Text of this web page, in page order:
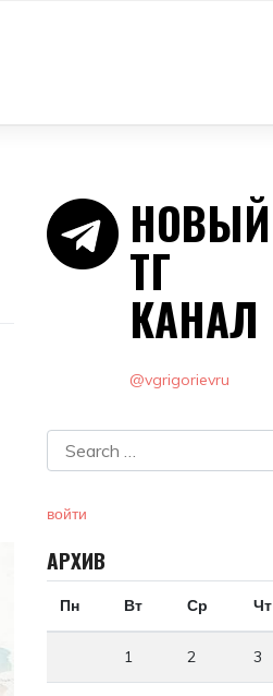
НОВЫЙ
ТГ
КАНАЛ
@vgrigorievru
войти
АРХИВ
Пн Вт Ср Чт
1 2 3